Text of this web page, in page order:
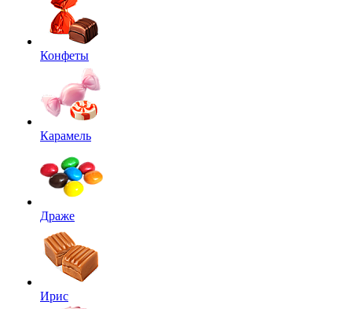
Конфеты
Карамель
Драже
Ирис